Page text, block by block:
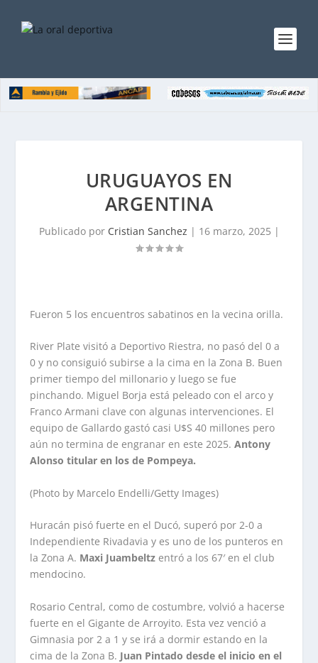
URUGUAYOS EN
ARGENTINA
Publicado por Cristian Sanchez | 16 marzo, 2025 |
Fueron 5 los encuentros sabatinos en la vecina orilla.
River Plate visitó a Deportivo Riestra, no pasó del 0 a
0 y no consiguió subirse a la cima en la Zona B. Buen
primer tiempo del millonario y luego se fue
pinchando. Miguel Borja está peleado con el arco y
Franco Armani clave con algunas intervenciones. El
equipo de Gallardo gastó casi U$S 40 millones pero
aún no termina de engranar en este 2025.Antony
Alonso titular en los de Pompeya.
(Photo by Marcelo Endelli/Getty Images)
Huracán pisó fuerte en el Ducó, superó por 2-0 a
Independiente Rivadavia y es uno de los punteros en
la Zona A. Maxi Juambeltz entró a los 67′ en el club
mendocino.
Rosario Central, como de costumbre, volvió a hacerse
fuerte en el Gigante de Arroyito. Esta vez venció a
Gimnasia por 2 a 1 y se irá a dormir estando en la
cima de la Zona B. Juan Pintado desde el inicio en el